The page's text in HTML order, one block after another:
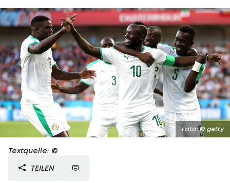
Foto: © getty
Textquelle: ©
TEILEN